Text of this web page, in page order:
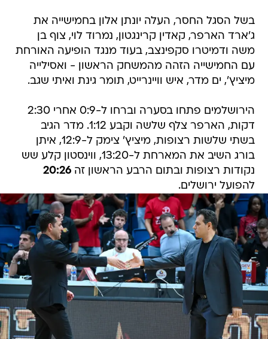
בשל הסגל החסר, העלה יונתן אלון בחמישייה את
ג'ארד הארפר, קאדין קרינגטון, נמרוד לוי, צוף בן
משה ודמיטרו סקפינצב, בעוד מנגד הופיעה האורחת
עם החמישייה הזהה מהמשחק הראשון - ואסילייה
מיציץ', ים מדר, איש וויינרייט, תומר גינת ואיתי שגב.
הירושלמים פתחו בסערה וברחו ל-0:9 אחרי 2:30
דקות, הארפר צלף שלשה וקבע 1:12. מדר הגיב
בשתי שלשות רצופות, מיציץ' צימק ל-12:9, איתן
בורג השיב את המארחת ל-13:20, ווינסטון קלע שש
נקודות רצופות ובתום הרבע הראשון זה20:26
להפועל ירושלים.